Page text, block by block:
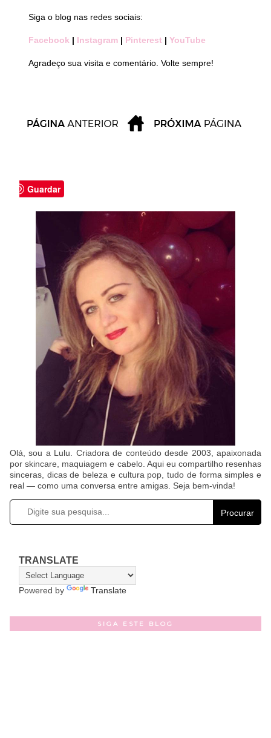
Siga o blog nas redes sociais:
Facebook | Instagram | Pinterest | YouTube
Agradeço sua visita e comentário. Volte sempre!
Guardar
Olá, sou a Lulu. Criadora de conteúdo desde 2003, apaixonada
por skincare, maquiagem e cabelo. Aqui eu compartilho resenhas
sinceras, dicas de beleza e cultura pop, tudo de forma simples e
real — como uma conversa entre amigas. Seja bem-vinda!
Procurar
TRANSLATE
Powered by Translate
SIGA ESTE BLOG